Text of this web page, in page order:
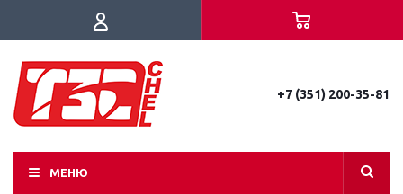
+7 (351) 200-35-81
МЕНЮ